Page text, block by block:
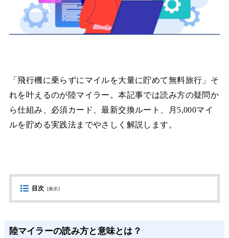
「飛行機に乗らずにマイルを大量に貯めて無料旅行」そ
れを叶えるのが陸マイラー。本記事では読み方の疑問か
ら仕組み、必須カード、最新交換ルート、月5,000マイ
ルを貯める実践法までやさしく解説します。
目次 [表示]
陸マイラーの読み方と意味とは？